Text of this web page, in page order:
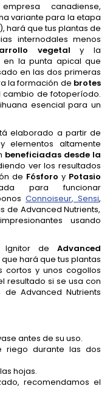
canadiense,
variante para la etapa
hará que tus plantas de
internodales menos
vegetal y la
en la punta apical que
en las dos primeras
la formación de brotes
de fotoperíodo.
esencial para un
elaborado a partir de
elementos altamente
beneficiadas desde la
ver los resultados
de Fósforo y Potasio
para funcionar
Connoiseur,Sensi,
de Advanced Nutrients,
usando
Ignitor de Advanced
hará que tus plantas
cortos y unos cogollos
resultado si se usa con
Advanced Nutrients
antes de su uso.
durante las dos
hojas.
recomendamos el